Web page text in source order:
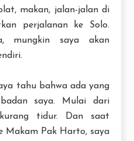
makan, jalan-jalan di
perjalanan ke Solo.
mungkin saya akan
tahu bahwa ada yang
saya. Mulai dari
tidur. Dan saat
Makam Pak Harto, saya